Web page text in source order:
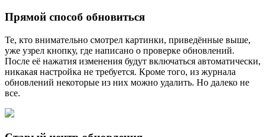
Прямой способ обновиться
Те, кто внимательно смотрел картинки, приведённые выше,
уже узрел кнопку, где написано о проверке обновлений.
После её нажатия изменения будут включаться автоматически,
никакая настройка не требуется. Кроме того, из журнала
обновлений некоторые из них можно удалить. Но далеко не
все.